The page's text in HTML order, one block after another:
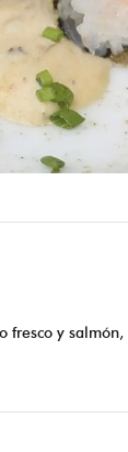
fresco y